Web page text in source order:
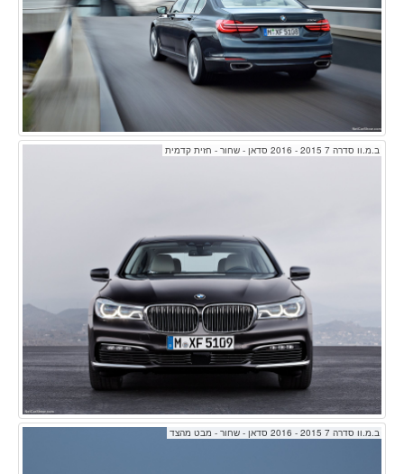
ב.מ.וו סדרה 7 2015 - 2016 סדאן - שחור - חזית קדמית
ב.מ.וו סדרה 7 2015 - 2016 סדאן - שחור - מבט מהצד